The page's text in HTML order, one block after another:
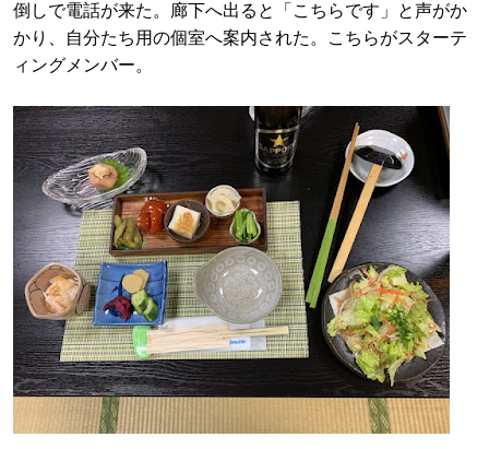
倒しで電話が来た。廊下へ出ると「こちらです」と声がか
かり、自分たち用の個室へ案内された。こちらがスターテ
ィングメンバー。